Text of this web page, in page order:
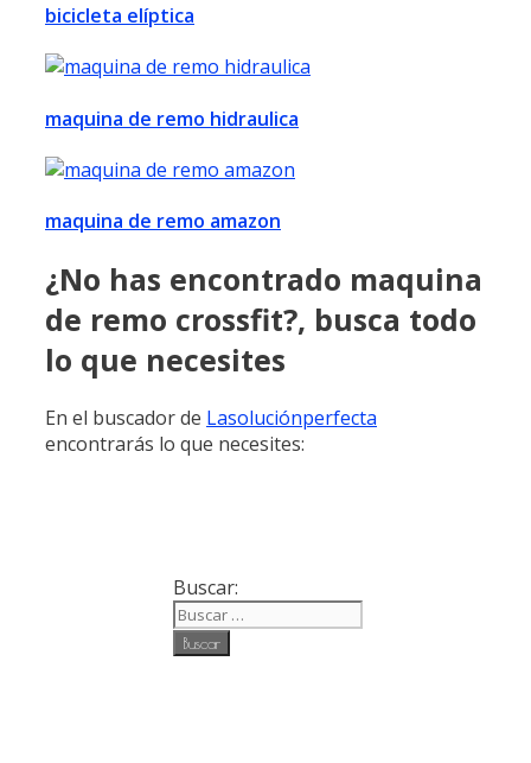
bicicleta elíptica
maquina de remo hidraulica
maquina de remo amazon
¿No has encontrado maquina
de remo crossfit?, busca todo
lo que necesites
En el buscador de Lasoluciónperfecta
encontrarás lo que necesites:
Buscar: